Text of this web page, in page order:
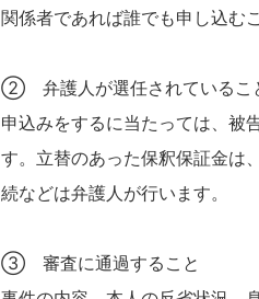
関係者であれば誰でも申し込む
② 弁護人が選任されているこ
申込みをするに当たっては、被
す。立替のあった保釈保証金は
続などは弁護人が行います。
③ 審査に通過すること